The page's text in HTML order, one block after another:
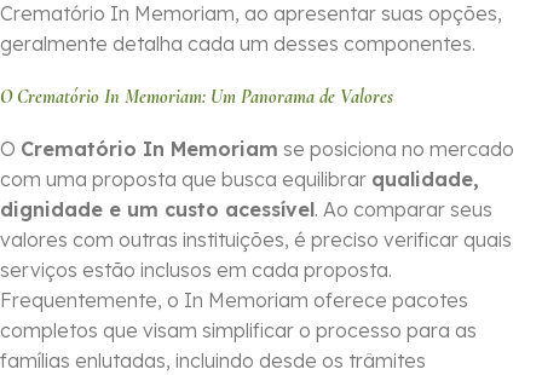
Crematório In Memoriam, ao apresentar suas opções,
geralmente detalha cada um desses componentes.
O Crematório In Memoriam: Um Panorama de Valores
O Crematório In Memoriam se posiciona no mercado
com uma proposta que busca equilibrar qualidade,
dignidade e um custo acessível. Ao comparar seus
valores com outras instituições, é preciso verificar quais
serviços estão inclusos em cada proposta.
Frequentemente, o In Memoriam oferece pacotes
completos que visam simplificar o processo para as
famílias enlutadas, incluindo desde os trâmites